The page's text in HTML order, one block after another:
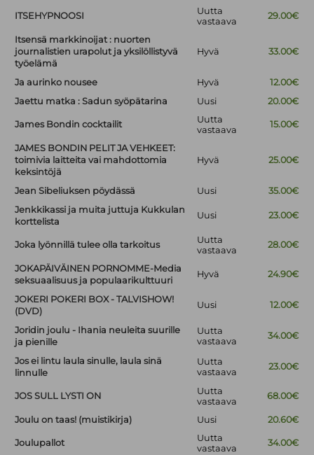
ITSEHYPNOOSI
Uutta
vastaava
29.00€
Itsensä markkinoijat : nuorten
journalistien urapolut ja yksilöllistyvä
työelämä
Hyvä 33.00€
Ja aurinko nousee Hyvä
12.00€
Jaettu matka : Sadun syöpätarina
Uusi 20.00€
James Bondin cocktailit
Uutta
vastaava
15.00€
JAMES BONDIN PELIT JA VEHKEET:
toimivia laitteita vai mahdottomia
keksintöjä
Hyvä 25.00€
Jean Sibeliuksen pöydässä Uusi
35.00€
Jenkkikassi ja muita juttuja Kukkulan
korttelista
Uusi 23.00€
Joka lyönnillä tulee olla tarkoitus
Uutta
vastaava
28.00€
JOKAPÄIVÄINEN PORNOMME-Media
seksuaalisuus ja populaarikulttuuri
Hyvä 24.90€
JOKERI POKERI BOX - TALVISHOW!
(DVD)
Uusi 12.00€
Joridin joulu - Ihania neuleita suurille
ja pienille
Uutta
vastaava
34.00€
Jos ei lintu laula sinulle, laula sinä
linnulle
Uutta
vastaava
23.00€
JOS SULL LYSTI ON
Uutta
vastaava
68.00€
Joulu on taas! (muistikirja) Uusi 20.60€
Joulupallot
Uutta
vastaava
34.00€